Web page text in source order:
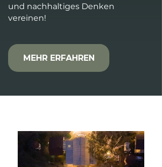
und nachhaltiges Denken
vereinen!
MEHR ERFAHREN